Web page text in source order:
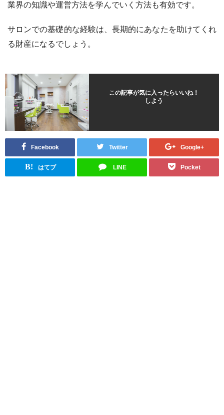
業界の知識や運営方法を学んでいく方法も有効です。
サロンでの基礎的な経験は、長期的にあなたを助けてくれ
る財産になるでしょう。
この記事が気に入ったらいいね！
しよう
Facebook Twitter Google+
B! はてブ LINE Pocket